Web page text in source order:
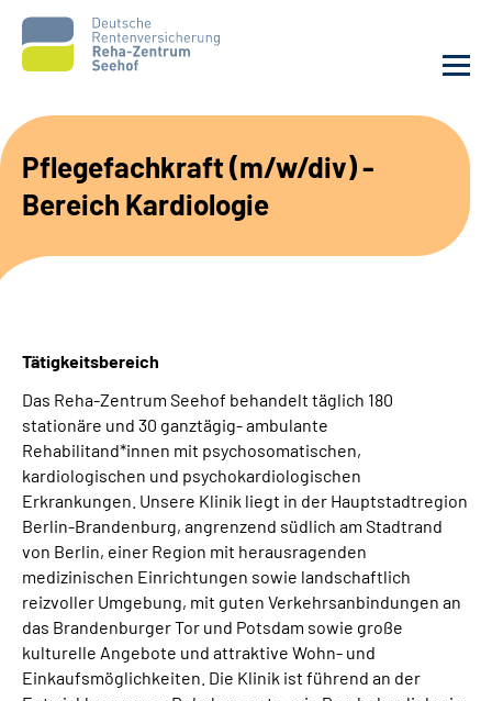
Unsere Angebote
Service
Suche
Leichte Sprache
Gebärdensprache
Pflegefachkraft (m/w/div) -
Bereich Kardiologie
Tätigkeitsbereich
Das Reha-Zentrum Seehof behandelt täglich 180
stationäre und 30 ganztägig- ambulante
Rehabilitand*innen mit psychosomatischen,
kardiologischen und psychokardiologischen
Erkrankungen. Unsere Klinik liegt in der Hauptstadtregion
Berlin-Brandenburg, angrenzend südlich am Stadtrand
von Berlin, einer Region mit herausragenden
medizinischen Einrichtungen sowie landschaftlich
reizvoller Umgebung, mit guten Verkehrsanbindungen an
das Brandenburger Tor und Potsdam sowie große
kulturelle Angebote und attraktive Wohn- und
Einkaufsmöglichkeiten. Die Klinik ist führend an der